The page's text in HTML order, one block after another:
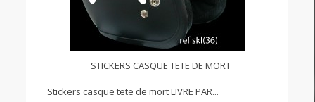
STICKERS CASQUE TETE DE MORT
Stickers casque tete de mort LIVRE PAR...